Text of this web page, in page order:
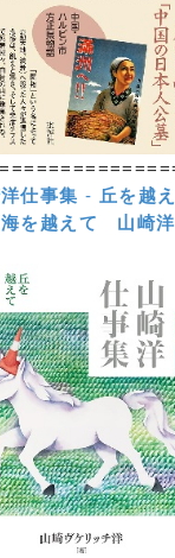
仕事集 - 丘を越え
を越えて
山崎洋